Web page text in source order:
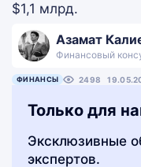
$1,1 млрд.
Азамат
Финансовый
ФИНАНСЫ 2498
Только для
Эксклюзивные
экспертов.